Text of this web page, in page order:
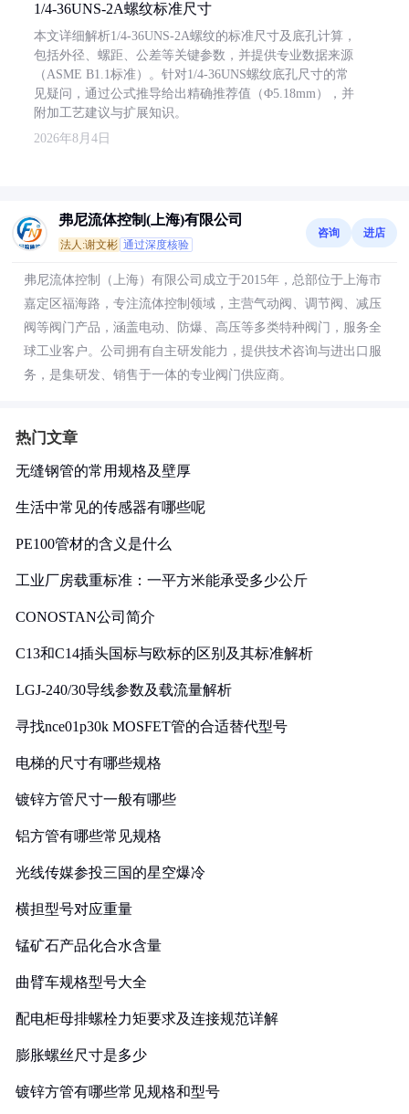
1/4-36UNS-2A螺纹标准尺寸
本文详细解析1/4-36UNS-2A螺纹的标准尺寸及底孔计算，
包括外径、螺距、公差等关键参数，并提供专业数据来源
（ASME B1.1标准）。针对1/4-36UNS螺纹底孔尺寸的常
见疑问，通过公式推导给出精确推荐值（Φ5.18mm），并
附加工艺建议与扩展知识。
2026年8月4日
弗尼流体控制(上海)有限公司
法人:谢文彬 通过深度核验
咨询 进店
弗尼流体控制（上海）有限公司成立于2015年，总部位于上海市
嘉定区福海路，专注流体控制领域，主营气动阀、调节阀、减压
阀等阀门产品，涵盖电动、防爆、高压等多类特种阀门，服务全
球工业客户。公司拥有自主研发能力，提供技术咨询与进出口服
务，是集研发、销售于一体的专业阀门供应商。
热门文章
无缝钢管的常用规格及壁厚
生活中常见的传感器有哪些呢
PE100管材的含义是什么
工业厂房载重标准：一平方米能承受多少公斤
CONOSTAN公司简介
C13和C14插头国标与欧标的区别及其标准解析
LGJ-240/30导线参数及载流量解析
寻找nce01p30k MOSFET管的合适替代型号
电梯的尺寸有哪些规格
镀锌方管尺寸一般有哪些
铝方管有哪些常见规格
光线传媒参投三国的星空爆冷
横担型号对应重量
锰矿石产品化合水含量
曲臂车规格型号大全
配电柜母排螺栓力矩要求及连接规范详解
膨胀螺丝尺寸是多少
镀锌方管有哪些常见规格和型号